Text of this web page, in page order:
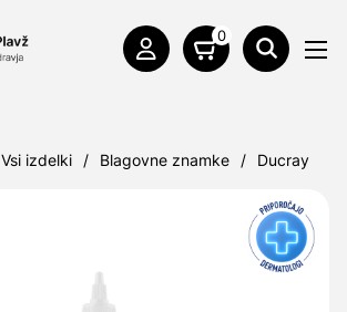
0
Vsi izdelki / Blagovne znamke / Ducray